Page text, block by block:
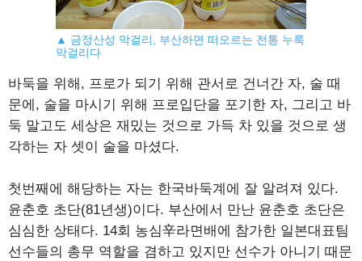
▲ 금정산성 막걸리, 부산하면 떠오르는 전통 누룩
막걸리다
바둑을 위해, 프로가 되기 위해 관서로 건너간 자, 술 때
문에, 술을 마시기 위해 프로입단을 포기한 자, 그리고 바
둑 말고도 세상은 재밌는 것으로 가득 차 있을 것으로 생
각하는 자 셋이 술을 마셨다.
첫번째에 해당하는 자는 한국바둑계에 잘 알려져 있다.
윤춘호 초단(81년생)이다. 부산에서 만난 윤춘호 초단은
심심한 상태다. 14회 농심辛라면배에 참가한 일본대표팀
선수들의 총무 역할을 겸하고 있지만 선수가 아니기 때문